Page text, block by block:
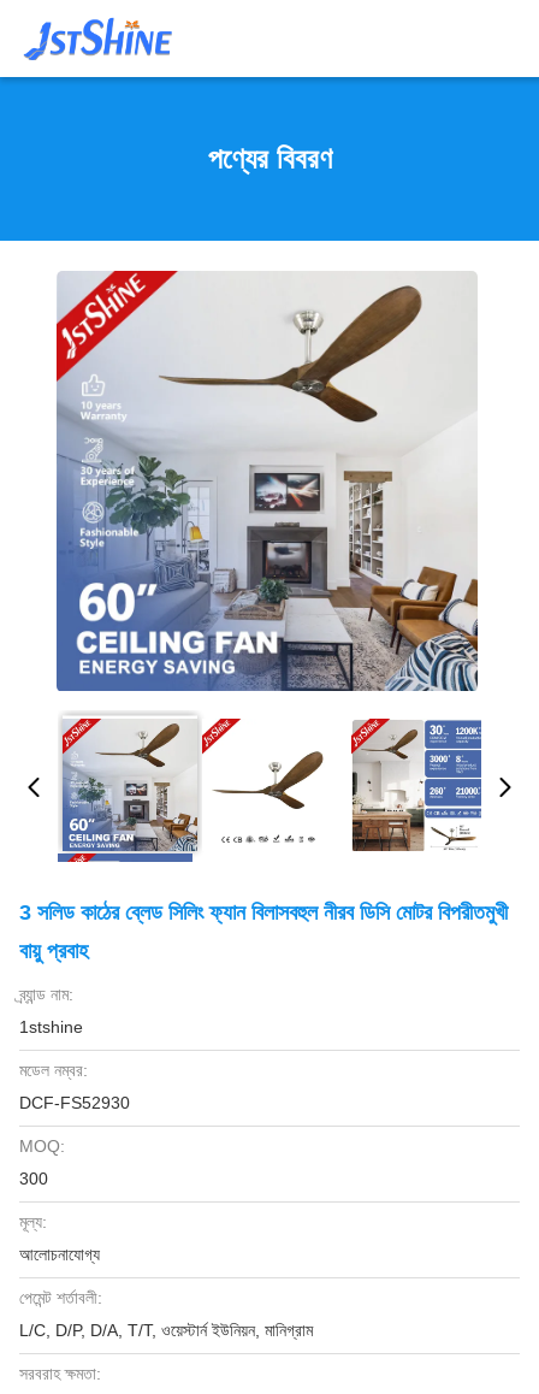
পণ্যের বিবরণ
3 সলিড কাঠের ব্লেড সিলিং ফ্যান বিলাসবহুল নীরব ডিসি মোটর বিপরীতমুখী
বায়ু প্রবাহ
ব্র্যান্ড নাম:
1stshine
মডেল নম্বর:
DCF-FS52930
MOQ:
300
মূল্য:
আলোচনাযোগ্য
পেমেন্ট শর্তাবলী:
L/C, D/P, D/A, T/T, ওয়েস্টার্ন ইউনিয়ন, মানিগ্রাম
সরবরাহ ক্ষমতা: